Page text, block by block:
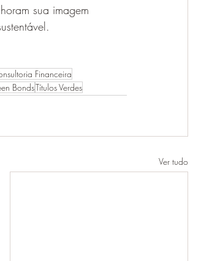
sua imagem
Financeira
BondsTítulos Verdes
Ver tudo